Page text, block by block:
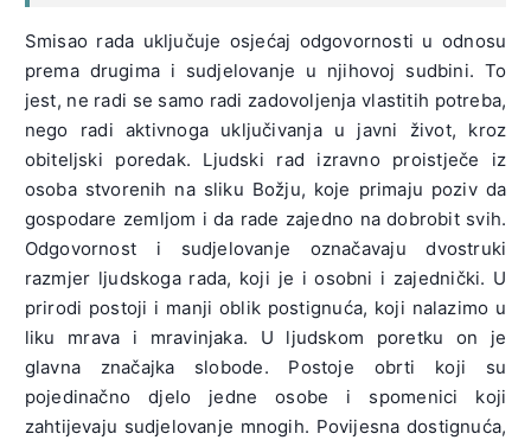
Smisao rada uključuje osjećaj odgovornosti u odnosu
prema drugima i sudjelovanje u njihovoj sudbini. To
jest, ne radi se samo radi zadovoljenja vlastitih potreba,
nego radi aktivnoga uključivanja u javni život, kroz
obiteljski poredak. Ljudski rad izravno proistječe iz
osoba stvorenih na sliku Božju, koje primaju poziv da
gospodare zemljom i da rade zajedno na dobrobit svih.
Odgovornost i sudjelovanje označavaju dvostruki
razmjer ljudskoga rada, koji je i osobni i zajednički. U
prirodi postoji i manji oblik postignuća, koji nalazimo u
liku mrava i mravinjaka. U ljudskom poretku on je
glavna značajka slobode. Postoje obrti koji su
pojedinačno djelo jedne osobe i spomenici koji
zahtijevaju sudjelovanje mnogih. Povijesna dostignuća,